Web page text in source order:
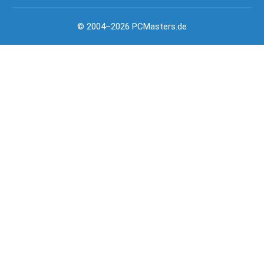
© 2004–2026 PCMasters.de